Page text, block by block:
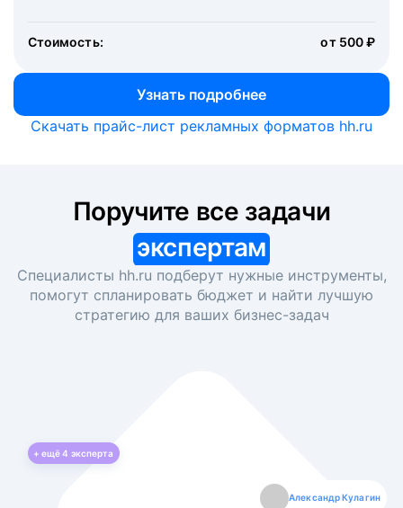
Стоимость: от 500 ₽
Узнать подробнее
Скачать прайс-лист рекламных форматов hh.ru
экспертам
Специалисты hh.ru подберут нужные инструменты,
помогут спланировать бюджет и найти лучшую
стратегию для ваших бизнес-задач
+ ещё4 эксперта
Александр Кулагин
Даниил Макаров
Екатерина Лазаренко
Борис Кашко
Юлия Изоитко